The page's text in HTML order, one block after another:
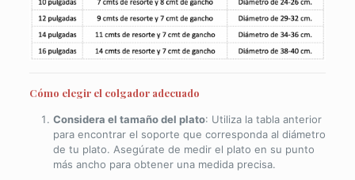
Cómo elegir el colgador adecuado
Considera el tamaño del plato: Utiliza la tabla anterior
para encontrar el soporte que corresponda al diámetro
de tu plato. Asegúrate de medir el plato en su punto
más ancho para obtener una medida precisa.